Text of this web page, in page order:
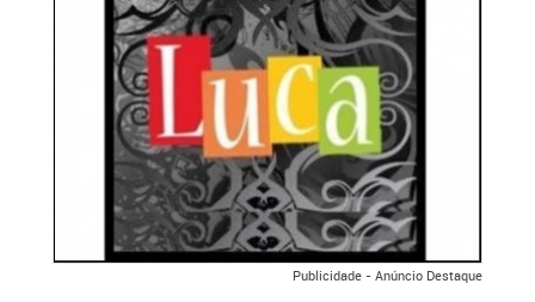
Publicidade - Anúncio Destaque